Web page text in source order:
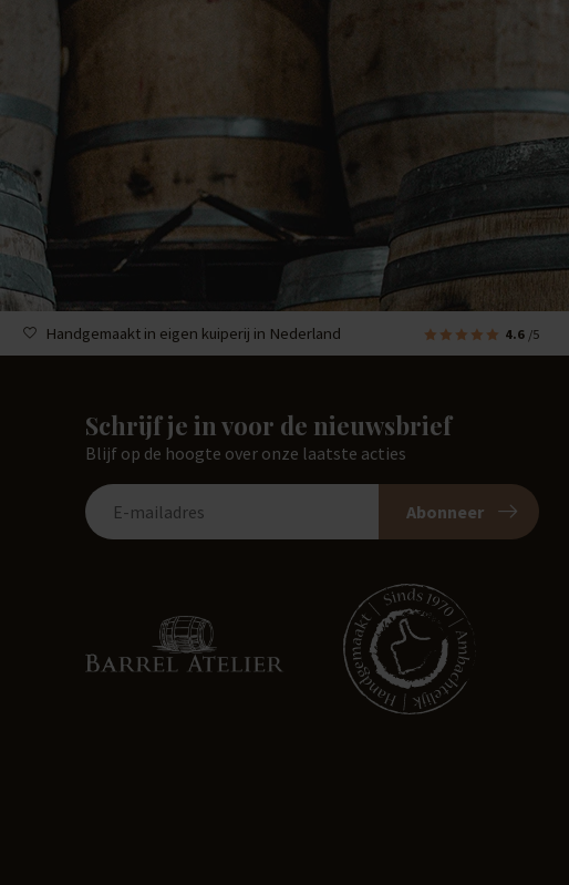
Handgemaakt in eigen kuiperij in Nederland 4.6 /5
Schrijf je in voor de nieuwsbrief
Blijf op de hoogte over onze laatste acties
Abonneer